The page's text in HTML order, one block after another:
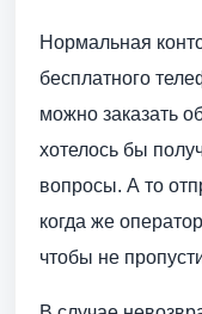
Нормальная
бесплатного
можно заказать
хотелось бы
вопросы. А то
когда же
чтобы не